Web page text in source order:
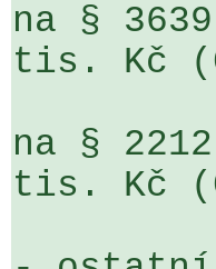
na §
tis. Kč
na §
tis. Kč